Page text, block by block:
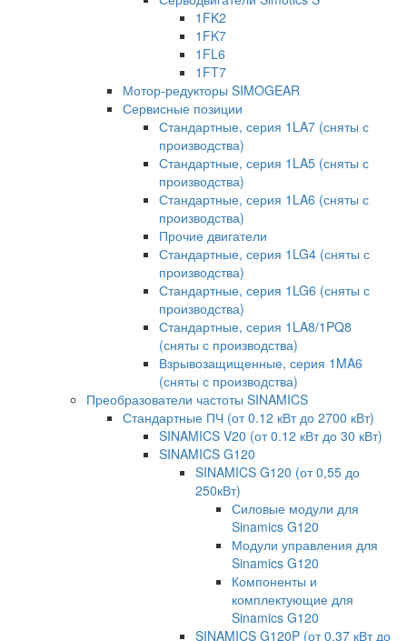
1FK2
1FK7
1FL6
1FT7
Мотор-редукторы SIMOGEAR
Сервисные позиции
Стандартные, серия 1LA7 (сняты с
производства)
Стандартные, серия 1LA5 (сняты с
производства)
Стандартные, серия 1LA6 (сняты с
производства)
Прочие двигатели
Стандартные, серия 1LG4 (сняты с
производства)
Стандартные, серия 1LG6 (сняты с
производства)
Стандартные, серия 1LA8/1PQ8
(сняты с производства)
Взрывозащищенные, серия 1MA6
(сняты с производства)
Преобразователи частоты SINAMICS
Стандартные ПЧ (от 0.12 кВт до 2700 кВт)
SINAMICS V20 (от 0.12 кВт до 30 кВт)
SINAMICS G120
SINAMICS G120 (от 0,55 до
250кВт)
Силовые модули для
Sinamics G120
Модули управления для
Sinamics G120
Компоненты и
комплектующие для
Sinamics G120
SINAMICS G120P (от 0,37 кВт до